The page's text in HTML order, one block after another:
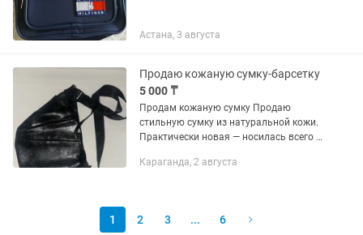
Астана, 3 августа
Продаю кожаную сумку-барсетку
5 000 ₸
Продам кожаную сумку Продаю
стильную сумку из натуральной кожи.
Практически новая — носилась всего 1
потертостей, царапин и других
Караганда, 2 августа
1 2 3 ... 6